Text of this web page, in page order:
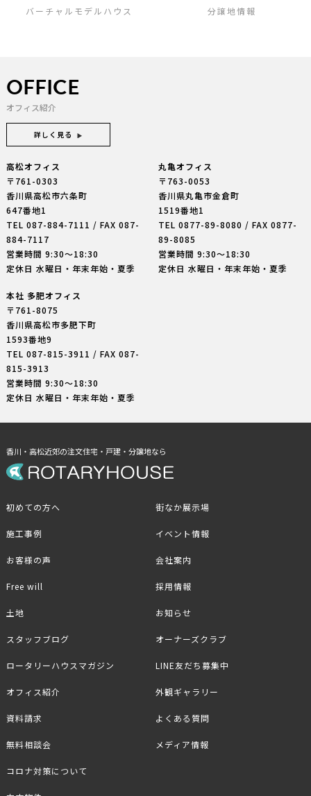
バーチャルモデルハウス 分譲地情報
OFFICE
オフィス紹介
詳しく見る
高松オフィス
〒761-0303
香川県高松市六条町
647番地1
TEL 087-884-7111 / FAX 087-
884-7117
営業時間 9:30〜18:30
定休日 水曜日・年末年始・夏季
丸亀オフィス
〒763-0053
香川県丸亀市金倉町
1519番地1
TEL0877-89-8080 / FAX 0877-
89-8085
営業時間 9:30〜18:30
定休日 水曜日・年末年始・夏季
本社 多肥オフィス
〒761-8075
香川県高松市多肥下町
1593番地9
TEL 087-815-3911 / FAX 087-
815-3913
営業時間 9:30〜18:30
定休日 水曜日・年末年始・夏季
香川・高松近郊の注文住宅・戸建・分譲地なら
初めての方へ
施工事例
お客様の声
Free will
土地
街なか展示場
イベント情報
会社案内
採用情報
お知らせ
スタッフブログ
ロータリーハウスマガジン
オフィス紹介
資料請求
無料相談会
オーナーズクラブ
LINE友だち募集中
外観ギャラリー
よくある質問
メディア情報
コロナ対策について